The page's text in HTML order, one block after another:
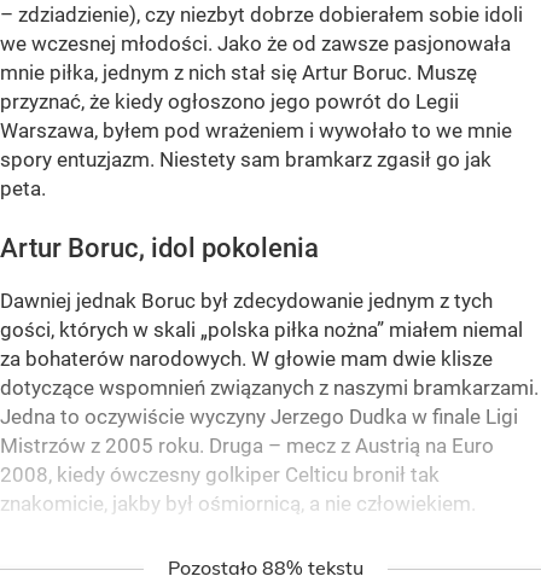
– zdziadzienie), czy niezbyt dobrze dobierałem sobie idoli
we wczesnej młodości. Jako że od zawsze pasjonowała
mnie piłka, jednym z nich stał się Artur Boruc. Muszę
przyznać, że kiedy ogłoszono jego powrót do Legii
Warszawa, byłem pod wrażeniem i wywołało to we mnie
spory entuzjazm. Niestety sam bramkarz zgasił go jak
peta.
Artur Boruc, idol pokolenia
Dawniej jednak Boruc był zdecydowanie jednym z tych
gości, których w skali „polska piłka nożna” miałem niemal
za bohaterów narodowych. W głowie mam dwie klisze
dotyczące wspomnień związanych z naszymi bramkarzami.
Jedna to oczywiście wyczyny Jerzego Dudka w finale Ligi
Mistrzów z 2005 roku. Druga – mecz z Austrią na Euro
2008, kiedy ówczesny golkiper Celticu bronił tak
znakomicie, jakby był ośmiornicą, a nie człowiekiem.
Pozostało 88% tekstu